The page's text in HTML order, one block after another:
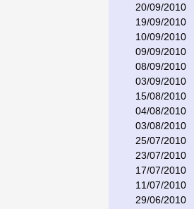
20/09/2010
19/09/2010
10/09/2010
09/09/2010
08/09/2010
03/09/2010
15/08/2010
04/08/2010
03/08/2010
25/07/2010
23/07/2010
17/07/2010
11/07/2010
29/06/2010